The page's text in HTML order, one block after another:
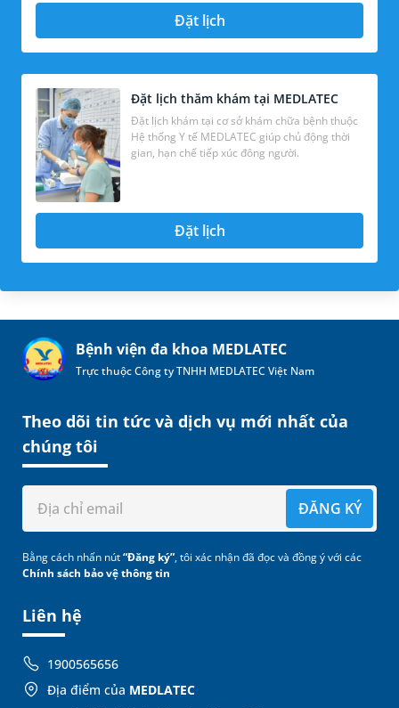
Đặt lịch
Đặt lịch thăm khám tại MEDLATEC
Đặt lịch khám tại cơ sở khám chữa bệnh thuộc
Hệ thống Y tế MEDLATEC giúp chủ động thời
gian, hạn chế tiếp xúc đông người.
Đặt lịch
Bệnh viện đa khoa MEDLATEC
Trực thuộc Công ty TNHH MEDLATEC Việt Nam
Liên hệ
1900565656
Địa điểm của MEDLATEC
Theo dõi tin tức và dịch vụ mới nhất của
chúng tôi
ĐĂNG KÝ
Bằng cách nhấn nút“Đăng ký”, tôi xác nhận đã đọc và đồng ý với các
Chính sách bảo vệ thông tin